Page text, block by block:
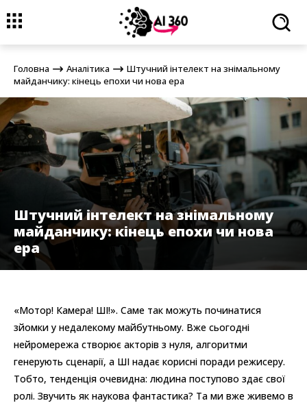
Головна
Штучний інтелект на знімальному
майданчику: кінець епохи чи нова ера
Головна Аналітика
Штучний інтелект на знімальному
майданчику: кінець епохи чи нова ера
Штучний інтелект на знімальному
майданчику: кінець епохи чи нова
ера
«Мотор! Камера! ШІ!». Саме так можуть починатися
зйомки у недалекому майбутньому. Вже сьогодні
нейромережа створює акторів з нуля, алгоритми
генерують сценарії, а ШІ надає корисні поради режисеру.
Тобто, тенденція очевидна: людина поступово здає свої
ролі. Звучить як наукова фантастика? Та ми вже живемо в